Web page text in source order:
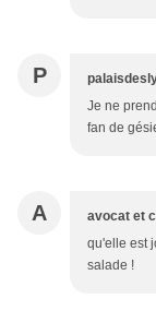
P
Je ne
fan de
A avocat et
qu'elle est
salade !